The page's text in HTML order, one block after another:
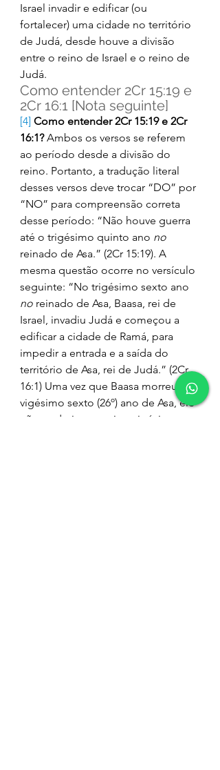
Israel invadir e edificar (ou
fortalecer) uma cidade no território
de Judá, desde houve a divisão
entre o reino de Israel e o reino de
Judá.
Como entender 2Cr 15:19 e
2Cr 16:1 [Nota seguinte]
[4] Como entender 2Cr 15:19 e 2Cr
16:1? Ambos os versos se referem
ao período desde a divisão do
reino. Portanto, a tradução literal
desses versos deve trocar “DO” por
“NO” para compreensão correta
desse período: “Não houve guerra
até o trigésimo quinto ano no
reinado de Asa.” (2Cr 15:19). A
mesma questão ocorre no versículo
seguinte: “No trigésimo sexto ano
no reinado de Asa, Baasa, rei de
Israel, invadiu Judá e começou a
edificar a cidade de Ramá, para
impedir a entrada e a saída do
território de Asa, rei de Judá.” (2Cr
16:1) Uma vez que Baasa morreu no
vigésimo sexto (26º) ano de Asa, ele
não poderia estar vivo trigésimo